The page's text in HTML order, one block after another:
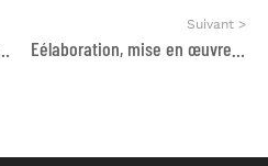
Suivant >